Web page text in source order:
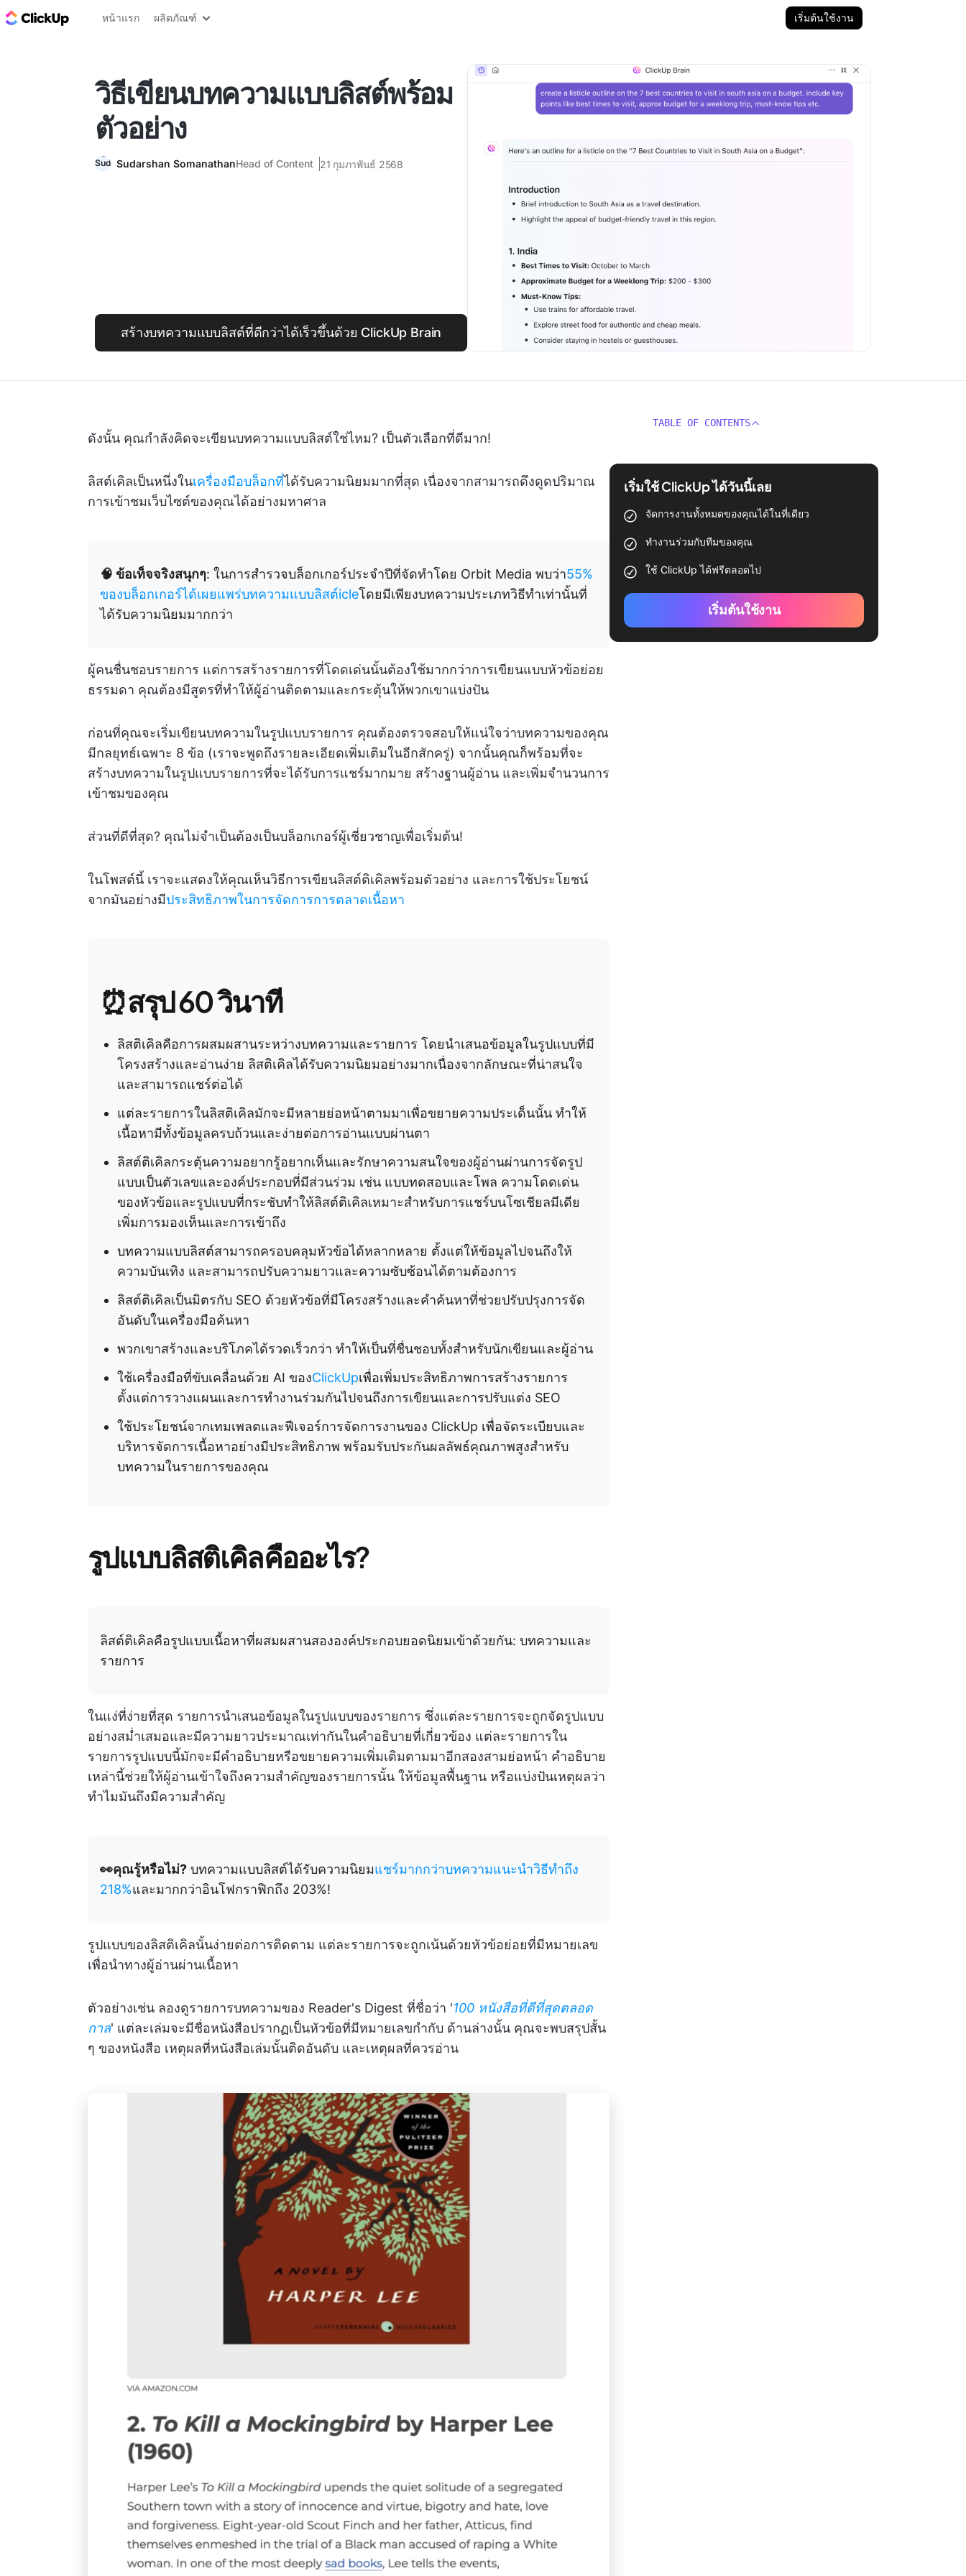
บล็อก ClickUp
หน้าแรก ผลิตภัณฑ์ เริ่มต้นใช้งาน
วิธีเขียนบทความแบบลิสต์พร้อม
ตัวอย่าง
Sudarshan SomanathanHead of Content 21 กุมภาพันธ์ 2568
สร้างบทความแบบลิสต์ที่ดีกว่าได้เร็วขึ้นด้วย ClickUp Brain
ดังนั้น คุณกำลังคิดจะเขียนบทความแบบลิสต์ใช่ไหม? เป็นตัวเลือกที่ดีมาก!
ลิสต์เคิลเป็นหนึ่งในเครื่องมือบล็อกที่ได้รับความนิยมมากที่สุด เนื่องจากสามารถดึงดูดปริมาณ
การเข้าชมเว็บไซต์ของคุณได้อย่างมหาศาล
🧠 ข้อเท็จจริงสนุกๆ: ในการสำรวจบล็อกเกอร์ประจำปีที่จัดทำโดย Orbit Media พบว่า55%
ของบล็อกเกอร์ได้เผยแพร่บทความแบบลิสต์icleโดยมีเพียงบทความประเภทวิธีทำเท่านั้นที่
ได้รับความนิยมมากกว่า
ผู้คนชื่นชอบรายการ แต่การสร้างรายการที่โดดเด่นนั้นต้องใช้มากกว่าการเขียนแบบหัวข้อย่อย
ธรรมดา คุณต้องมีสูตรที่ทำให้ผู้อ่านติดตามและกระตุ้นให้พวกเขาแบ่งปัน
ก่อนที่คุณจะเริ่มเขียนบทความในรูปแบบรายการ คุณต้องตรวจสอบให้แน่ใจว่าบทความของคุณ
มีกลยุทธ์เฉพาะ 8 ข้อ (เราจะพูดถึงรายละเอียดเพิ่มเติมในอีกสักครู่) จากนั้นคุณก็พร้อมที่จะ
สร้างบทความในรูปแบบรายการที่จะได้รับการแชร์มากมาย สร้างฐานผู้อ่าน และเพิ่มจำนวนการ
เข้าชมของคุณ
ส่วนที่ดีที่สุด? คุณไม่จำเป็นต้องเป็นบล็อกเกอร์ผู้เชี่ยวชาญเพื่อเริ่มต้น!
ในโพสต์นี้ เราจะแสดงให้คุณเห็นวิธีการเขียนลิสต์ติเคิลพร้อมตัวอย่าง และการใช้ประโยชน์
จากมันอย่างมีประสิทธิภาพในการจัดการการตลาดเนื้อหา
⏰สรุป 60 วินาที
ลิสติเคิลคือการผสมผสานระหว่างบทความและรายการ โดยนำเสนอข้อมูลในรูปแบบที่มี
โครงสร้างและอ่านง่าย ลิสติเคิลได้รับความนิยมอย่างมากเนื่องจากลักษณะที่น่าสนใจ
และสามารถแชร์ต่อได้
แต่ละรายการในลิสติเคิลมักจะมีหลายย่อหน้าตามมาเพื่อขยายความประเด็นนั้น ทำให้
เนื้อหามีทั้งข้อมูลครบถ้วนและง่ายต่อการอ่านแบบผ่านตา
ลิสต์ติเคิลกระตุ้นความอยากรู้อยากเห็นและรักษาความสนใจของผู้อ่านผ่านการจัดรูป
แบบเป็นตัวเลขและองค์ประกอบที่มีส่วนร่วม เช่น แบบทดสอบและโพล ความโดดเด่น
ของหัวข้อและรูปแบบที่กระชับทำให้ลิสต์ติเคิลเหมาะสำหรับการแชร์บนโซเชียลมีเดีย
เพิ่มการมองเห็นและการเข้าถึง
บทความแบบลิสต์สามารถครอบคลุมหัวข้อได้หลากหลาย ตั้งแต่ให้ข้อมูลไปจนถึงให้
ความบันเทิง และสามารถปรับความยาวและความซับซ้อนได้ตามต้องการ
ลิสต์ติเคิลเป็นมิตรกับ SEO ด้วยหัวข้อที่มีโครงสร้างและคำค้นหาที่ช่วยปรับปรุงการจัด
อันดับในเครื่องมือค้นหา
พวกเขาสร้างและบริโภคได้รวดเร็วกว่า ทำให้เป็นที่ชื่นชอบทั้งสำหรับนักเขียนและผู้อ่าน
ใช้เครื่องมือที่ขับเคลื่อนด้วย AI ของClickUpเพื่อเพิ่มประสิทธิภาพการสร้างรายการ
ตั้งแต่การวางแผนและการทำงานร่วมกันไปจนถึงการเขียนและการปรับแต่ง SEO
ใช้ประโยชน์จากเทมเพลตและฟีเจอร์การจัดการงานของ ClickUp เพื่อจัดระเบียบและ
บริหารจัดการเนื้อหาอย่างมีประสิทธิภาพ พร้อมรับประกันผลลัพธ์คุณภาพสูงสำหรับ
บทความในรายการของคุณ
รูปแบบลิสติเคิลคืออะไร?
ลิสต์ติเคิลคือรูปแบบเนื้อหาที่ผสมผสานสององค์ประกอบยอดนิยมเข้าด้วยกัน: บทความและ
รายการ
ในแง่ที่ง่ายที่สุด รายการนำเสนอข้อมูลในรูปแบบของรายการ ซึ่งแต่ละรายการจะถูกจัดรูปแบบ
อย่างสม่ำเสมอและมีความยาวประมาณเท่ากันในคำอธิบายที่เกี่ยวข้อง แต่ละรายการใน
รายการรูปแบบนี้มักจะมีคำอธิบายหรือขยายความเพิ่มเติมตามมาอีกสองสามย่อหน้า คำอธิบาย
เหล่านี้ช่วยให้ผู้อ่านเข้าใจถึงความสำคัญของรายการนั้น ให้ข้อมูลพื้นฐาน หรือแบ่งปันเหตุผลว่า
ทำไมมันถึงมีความสำคัญ
👀คุณรู้หรือไม่? บทความแบบลิสต์ได้รับความนิยมแชร์มากกว่าบทความแนะนำวิธีทำถึง
218%และมากกว่าอินโฟกราฟิกถึง 203%!
รูปแบบของลิสติเคิลนั้นง่ายต่อการติดตาม แต่ละรายการจะถูกเน้นด้วยหัวข้อย่อยที่มีหมายเลข
เพื่อนำทางผู้อ่านผ่านเนื้อหา
ตัวอย่างเช่น ลองดูรายการบทความของ Reader's Digest ที่ชื่อว่า '100 หนังสือที่ดีที่สุดตลอด
กาล' แต่ละเล่มจะมีชื่อหนังสือปรากฏเป็นหัวข้อที่มีหมายเลขกำกับ ด้านล่างนั้น คุณจะพบสรุปสั้น
ๆ ของหนังสือ เหตุผลที่หนังสือเล่มนั้นติดอันดับ และเหตุผลที่ควรอ่าน
TABLE OF CONTENTS
เริ่มใช้ ClickUp ได้วันนี้เลย
จัดการงานทั้งหมดของคุณได้ในที่เดียว
ทำงานร่วมกับทีมของคุณ
ใช้ ClickUp ได้ฟรีตลอดไป
เริ่มต้นใช้งาน